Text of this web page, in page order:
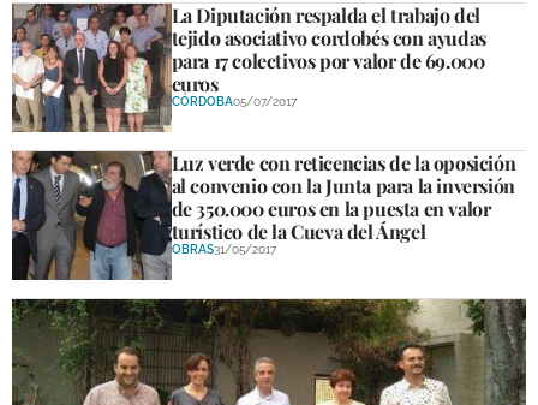
La Diputación respalda el trabajo del
tejido asociativo cordobés con ayudas
para 17 colectivos por valor de 69.000
euros
CÓRDOBA05/07/2017
Luz verde con reticencias de la oposición
al convenio con la Junta para la inversión
de 350.000 euros en la puesta en valor
turístico de la Cueva del Ángel
OBRAS31/05/2017